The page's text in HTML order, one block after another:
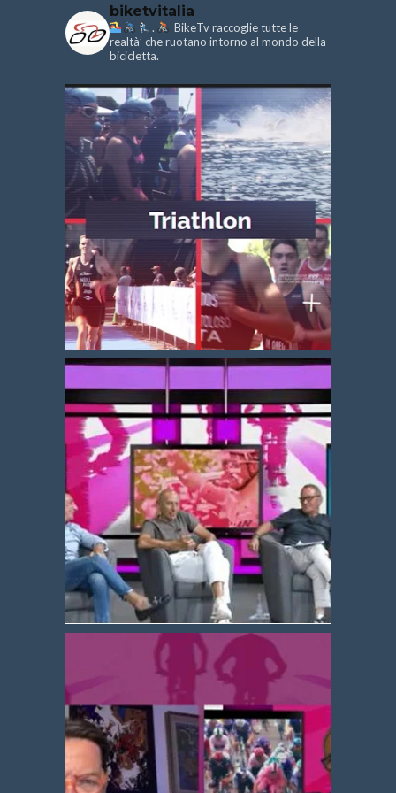
biketvitalia
.
BikeTv raccoglie tutte le
realtà’ che ruotano intorno al mondo della
bicicletta.